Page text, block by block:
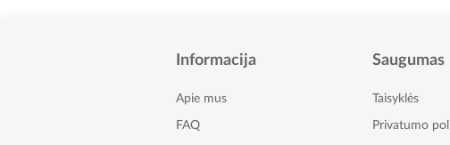
Informacija
Apie mus
FAQ
Saugumas
Taisyklės
Privatumo